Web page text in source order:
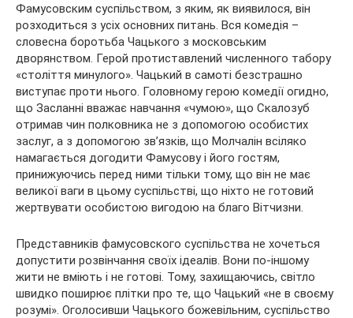
Фамусовским суспільством, з яким, як виявилося, він
розходиться з усіх основних питань. Вся комедія –
словесна боротьба Чацького з московським
дворянством. Герой протиставлений численного табору
«століття минулого». Чацький в самоті безстрашно
виступає проти нього. Головному герою комедії огидно,
що Засланні вважає навчання «чумою», що Скалозуб
отримав чин полковника не з допомогою особистих
заслуг, а з допомогою зв’язків, що Молчалін всіляко
намагається догодити Фамусову і його гостям,
принижуючись перед ними тільки тому, що він не має
великої ваги в цьому суспільстві, що ніхто не готовий
жертвувати особистою вигодою на благо Вітчизни.
Представників фамусовского суспільства не хочеться
допустити розвінчання своїх ідеалів. Вони по-іншому
жити не вміють і не готові. Тому, захищаючись, світло
швидко поширює плітки про те, що Чацький «не в своєму
розумі». Оголосивши Чацького божевільним, суспільство